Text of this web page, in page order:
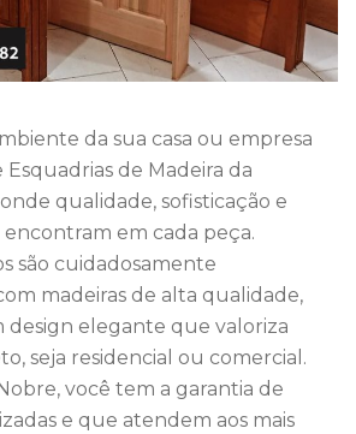
da sua casa ou empresa
Esquadrias de Madeira da
qualidade, sofisticação e
em cada peça.
são cuidadosamente
madeiras de alta qualidade,
design elegante que valoriza
seja residencial ou comercial.
você tem a garantia de
e que atendem aos mais